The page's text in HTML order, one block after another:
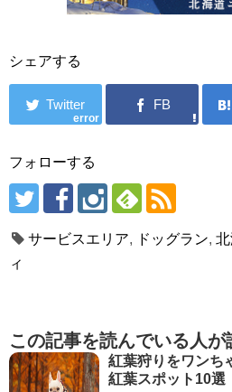
シェアする
error
フォローする
サービスエリア, ドッグラン,
ィ
この記事を読んでいる人
紅葉狩りをワンち
紅葉スポット10選